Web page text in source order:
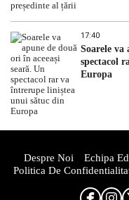
17:40
Soarele va
spectacol
Europa
Despre Noi Echipa
Politica De